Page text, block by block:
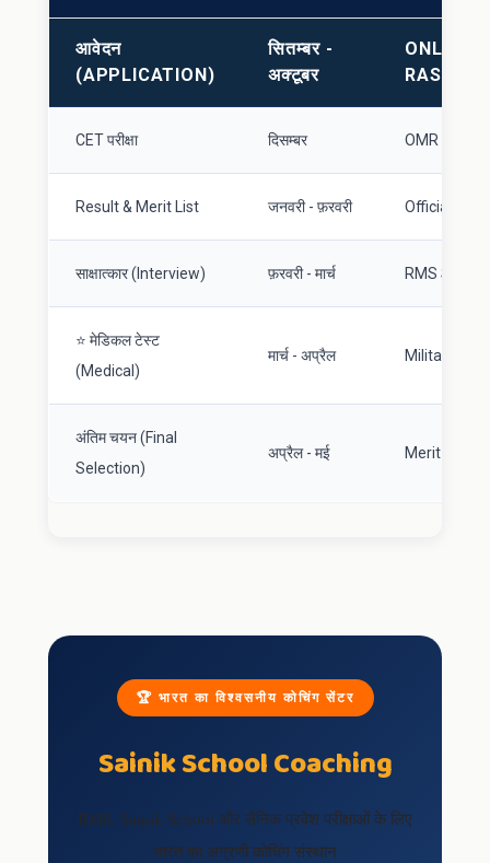
आवेदन
(APPLICATION)
सितम्बर -
अक्टूबर
ONLINE
CET परीक्षा दिसम्बर OMR Based
Result & Merit List जनवरी - फ़रवरी Official
साक्षात्कार (Interview) फ़रवरी - मार्च RMS School
⭐ मेडिकल टेस्ट
(Medical)
मार्च - अप्रैल Military
अंतिम चयन (Final
Selection)
अप्रैल - मई Merit +
🏆 भारत का विश्वसनीय कोचिंग सेंटर
Sainik School Coaching
RMS, Sainik School और सैनिक प्रवेश परीक्षाओं के लिए
भारत का अग्रणी कोचिंग संस्थान